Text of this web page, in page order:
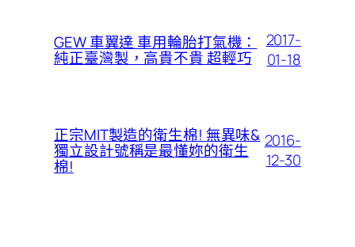
GEW 車翼達 車用輪胎打氣機：
純正臺灣製，高貴不貴 超輕巧
2017-
01-18
正宗MIT製造的衛生棉! 無異味&
獨立設計號稱是最懂妳的衛生
棉!
2016-
12-30